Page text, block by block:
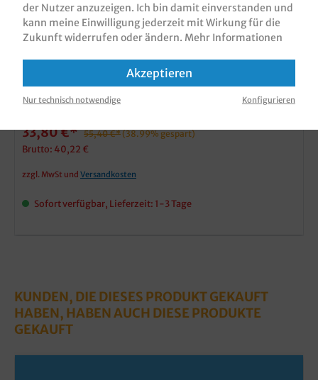
Seifenspender für Handseife 550ml
nachfüllbar versch. Farben
Produktnummer:HSSPF0550
33,80 €* 55,40 €*(38.99% gespart)
Brutto: 40,22 €
zzgl. MwSt und Versandkosten
Sofort verfügbar, Lieferzeit: 1-3 Tage
KUNDEN, DIE DIESES PRODUKT GEKAUFT
HABEN, HABEN AUCH DIESE PRODUKTE
GEKAUFT
der Nutzer anzuzeigen. Ich bin damit einverstanden und
kann meine Einwilligung jederzeit mit Wirkung für die
Zukunft widerrufen oder ändern. Mehr Informationen
Akzeptieren
Nur technisch notwendige Konfigurieren